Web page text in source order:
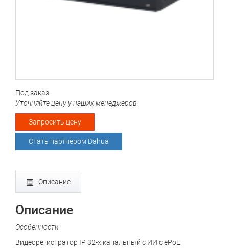
Под заказ.
Уточняйте цену у наших менеджеров
Запросить цену
Стать партнёром Dahua
Описание
Описание
Особенности
Видеорегистратор IP 32-х канальный с ИИ с ePoE